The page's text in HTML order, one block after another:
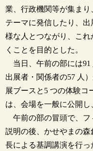
業、行政機関等が集ま
テーマに発信したり、
様な人とつながり、こ
くことを目的とした。
当日、午前の部には91
出展者・関係者の57 人
展ブースと5 つの体験コ
は、会場を一般に公開し
午前の部の冒頭で、フ
説明の後、かせやまの
長による基調講演を行